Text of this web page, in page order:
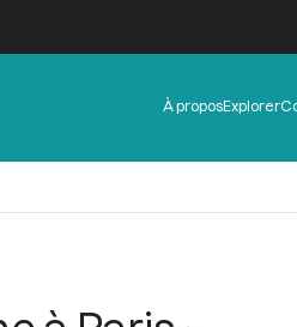
Menu
de
À proposExplorer